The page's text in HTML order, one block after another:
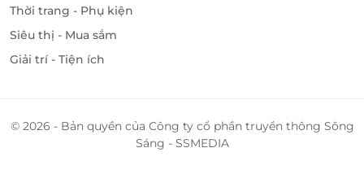
Thời trang - Phụ kiện
Siêu thị - Mua sắm
Giải trí - Tiện ích
© 2026 - Bản quyền của Công ty cổ phần truyền thông Sông
Sáng - SSMEDIA